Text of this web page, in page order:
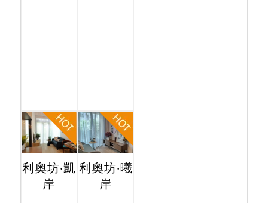
利奧坊‧凱
岸
利奧坊‧曦
岸